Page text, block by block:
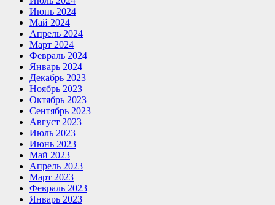
Июнь 2024
Май 2024
Апрель 2024
Март 2024
Февраль 2024
Январь 2024
Декабрь 2023
Ноябрь 2023
Октябрь 2023
Сентябрь 2023
Август 2023
Июль 2023
Июнь 2023
Май 2023
Апрель 2023
Март 2023
Февраль 2023
Январь 2023